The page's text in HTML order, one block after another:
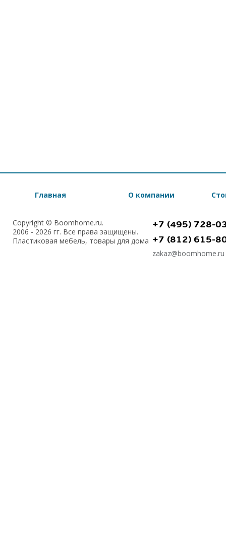
Главная О компании
Copyright © Boomhome.ru.
2006 - 2026 гг. Все права защищены.
Пластиковая мебель, товары для дома
+7 (495) 728-
+7 (812) 615-
zakaz@boomhome.ru